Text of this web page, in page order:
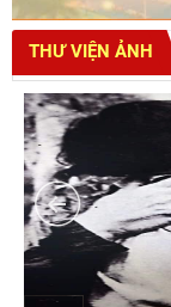
THƯ VIỆN ẢNH